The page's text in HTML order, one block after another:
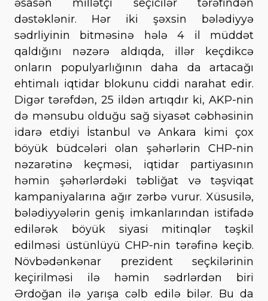
əsasən millətçi seçicilər tərəfindən
dəstəklənir. Hər iki şəxsin bələdiyyə
sədrliyinin bitməsinə hələ 4 il müddət
qaldığını nəzərə aldıqda, illər keçdikcə
onların populyarlığının daha da artacağı
ehtimalı iqtidar blokunu ciddi narahat edir.
Digər tərəfdən, 25 ildən artıqdır ki, AKP-nin
də mənsubu olduğu sağ siyasət cəbhəsinin
idarə etdiyi İstanbul və Ankara kimi çox
böyük büdcələri olan şəhərlərin CHP-nin
nəzarətinə keçməsi, iqtidar partiyasının
həmin şəhərlərdəki təbliğat və təşviqat
kampaniyalarına ağır zərbə vurur. Xüsusilə,
bələdiyyələrin geniş imkanlarından istifadə
edilərək böyük siyasi mitinqlər təşkil
edilməsi üstünlüyü CHP-nin tərəfinə keçib.
Növbədənkənar prezident seçkilərinin
keçirilməsi ilə həmin sədrlərdən biri
Ərdoğan ilə yarışa cəlb edilə bilər. Bu da